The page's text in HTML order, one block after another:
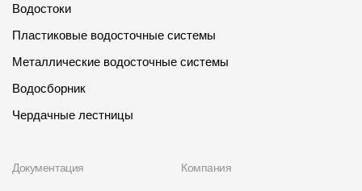
Водостоки
Пластиковые водосточные системы
Металлические водосточные системы
Водосборник
Чердачные лестницы
Документация Компания